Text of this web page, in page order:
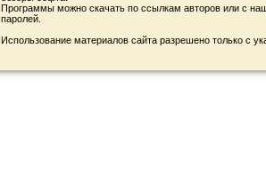
Программы можно скачать по ссылкам авторов или с
паролей.
Использование материалов сайта разрешено только с